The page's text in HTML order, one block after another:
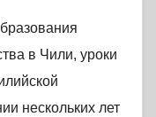
в Чили, уроки
нескольких лет